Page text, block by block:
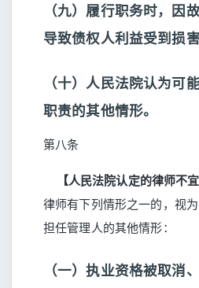
（九）履行职务时，因
导致债权人利益受到损害
（十）人民法院认为可
职责的其他情形。
第八条
【人民法院认定的律师不
律师有下列情形之一的，视
担任管理人的其他情形：
（一）执业资格被取消